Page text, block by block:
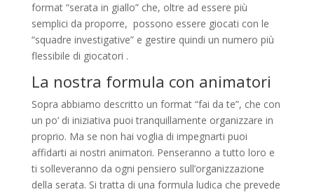
format “serata in giallo” che, oltre ad essere più
semplici da proporre, possono essere giocati con le
“squadre investigative” e gestire quindi un numero più
flessibile di giocatori .
La nostra formula con animatori
Sopra abbiamo descritto un format “fai da te”, che con
un po’ di iniziativa puoi tranquillamente organizzare in
proprio. Ma se non hai voglia di impegnarti puoi
affidarti ai nostri animatori. Penseranno a tutto loro e
ti solleveranno da ogni pensiero sull’organizzazione
della serata. Si tratta di una formula ludica che prevede